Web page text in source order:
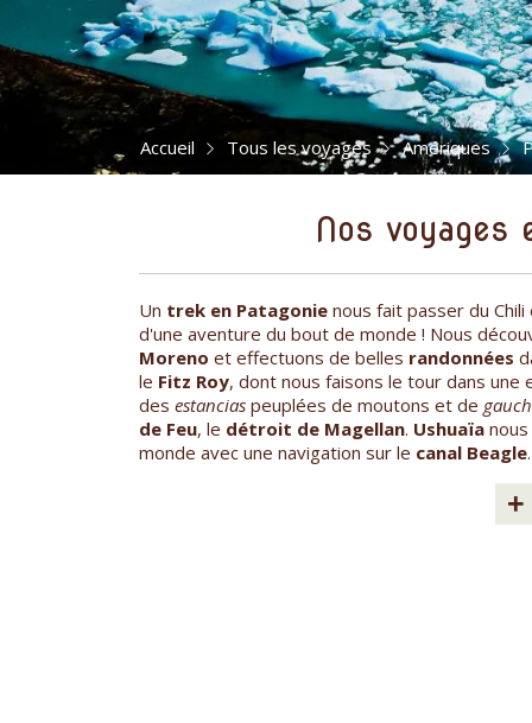
Accueil Tous les voyages Amériques
Nos voyages
Un trek en Patagonie nous fait passer du
d'une aventure du bout de monde ! Nous
Moreno et effectuons de belles randonnées
le Fitz Roy, dont nous faisons le tour dans
des estancias peuplées de moutons et de
de Feu, le détroit de Magellan. Ushuaïa
monde avec une navigation sur le canal Beagle.
+